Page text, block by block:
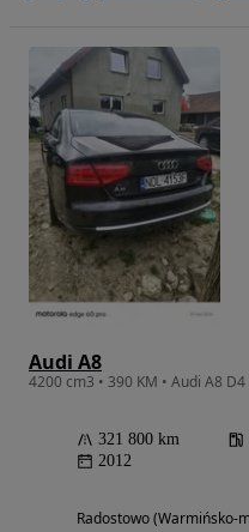
Audi A8
321 800 km
2012
Radostowo (Warmińsko-